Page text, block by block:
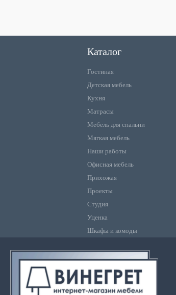
Каталог
Гостиная
Детская мебель
Кухня
Матрасы
Мебель для спальни
Мягкая мебель
Наши работы
Офисная мебель
Прихожая
Проекты
Студия
Уценка
Шкафы и комоды